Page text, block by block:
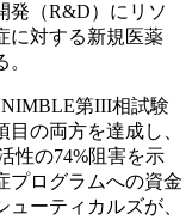
発（R&D）にリソ
に対する新規医薬
第III相試験
の両方を達成し、
性の74%阻害を示
プログラムへの資金
ーティカルズが、